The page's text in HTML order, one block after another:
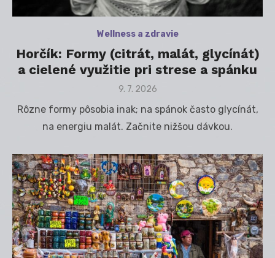
Wellness a zdravie
Horčík: Formy (citrát, malát, glycínát)
a cielené využitie pri strese a spánku
Posted
9. 7. 2026
Rôzne formy pôsobia inak; na spánok často glycínát,
na energiu malát. Začnite nižšou dávkou.